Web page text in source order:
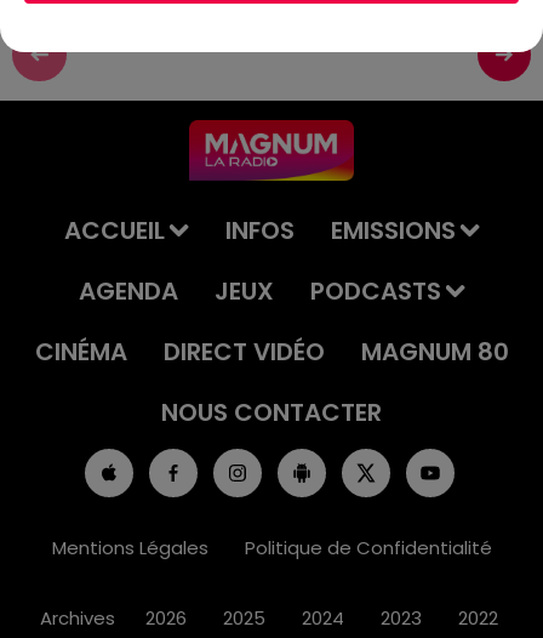
ACCUEIL INFOS
EMISSIONS
AGENDA
JEUX
PODCASTS
CINÉMA
DIRECT VIDÉO
MAGNUM 80
NOUS CONTACTER
Mentions Légales Politique de Confidentialité
Archives 2026 2025 2024 2023 2022